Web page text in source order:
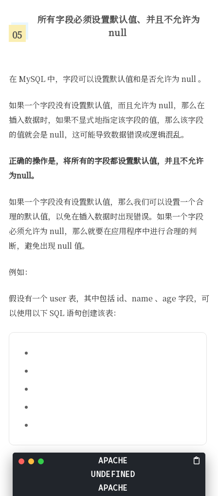
05
所有字段必须设置默认值、并且不允许为
null
在 MySQL 中，字段可以设置默认值和是否允许为 null 。
如果一个字段没有设置默认值，而且允许为 null，那么在
插入数据时，如果不显式地指定该字段的值，那么该字段
的值就会是 null，这可能导致数据错误或逻辑混乱。
正确的操作是，将所有的字段都设置默认值，并且不允许
为null。
如果一个字段没有设置默认值，那么我们可以设置一个合
理的默认值，以免在插入数据时出现错误。如果一个字段
必须允许为 null，那么就要在应用程序中进行合理的判
断，避免出现 null 值。
例如：
假设有一个 user 表，其中包括 id、name 、age 字段，可
以使用以下 SQL 语句创建该表：
(
NOT NULL